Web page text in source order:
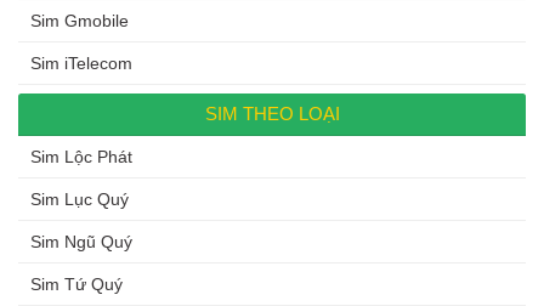
Sim Gmobile
Sim iTelecom
SIM THEO LOẠI
Sim Lộc Phát
Sim Lục Quý
Sim Ngũ Quý
Sim Tứ Quý